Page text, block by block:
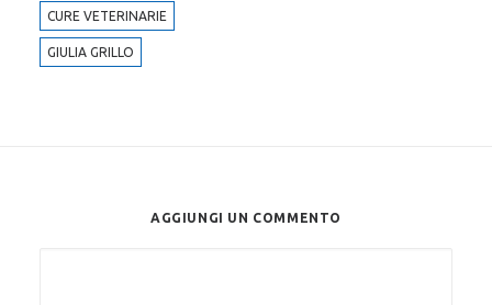
CURE VETERINARIE
GIULIA GRILLO
AGGIUNGI UN COMMENTO